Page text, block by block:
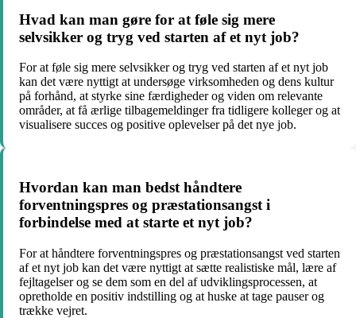
Hvad kan man gøre for at føle sig mere
selvsikker og tryg ved starten af et nyt job?
For at føle sig mere selvsikker og tryg ved starten af et nyt job
kan det være nyttigt at undersøge virksomheden og dens kultur
på forhånd, at styrke sine færdigheder og viden om relevante
områder, at få ærlige tilbagemeldinger fra tidligere kolleger og at
visualisere succes og positive oplevelser på det nye job.
Hvordan kan man bedst håndtere
forventningspres og præstationsangst i
forbindelse med at starte et nyt job?
For at håndtere forventningspres og præstationsangst ved starten
af et nyt job kan det være nyttigt at sætte realistiske mål, lære af
fejltagelser og se dem som en del af udviklingsprocessen, at
opretholde en positiv indstilling og at huske at tage pauser og
trække vejret.